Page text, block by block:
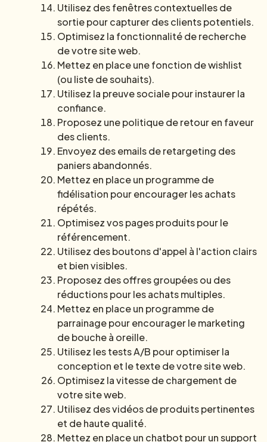
Utilisez des fenêtres contextuelles de
sortie pour capturer des clients potentiels.
Optimisez la fonctionnalité de recherche
de votre site web.
Mettez en place une fonction de wishlist
(ou liste de souhaits).
Utilisez la preuve sociale pour instaurer la
confiance.
Proposez une politique de retour en faveur
des clients.
Envoyez des emails de retargeting des
paniers abandonnés.
Mettez en place un programme de
fidélisation pour encourager les achats
répétés.
Optimisez vos pages produits pour le
référencement.
Utilisez des boutons d'appel à l'action clairs
et bien visibles.
Proposez des offres groupées ou des
réductions pour les achats multiples.
Mettez en place un programme de
parrainage pour encourager le marketing
de bouche à oreille.
Utilisez les tests A/B pour optimiser la
conception et le texte de votre site web.
Optimisez la vitesse de chargement de
votre site web.
Utilisez des vidéos de produits pertinentes
et de haute qualité.
Mettez en place un chatbot pour un support